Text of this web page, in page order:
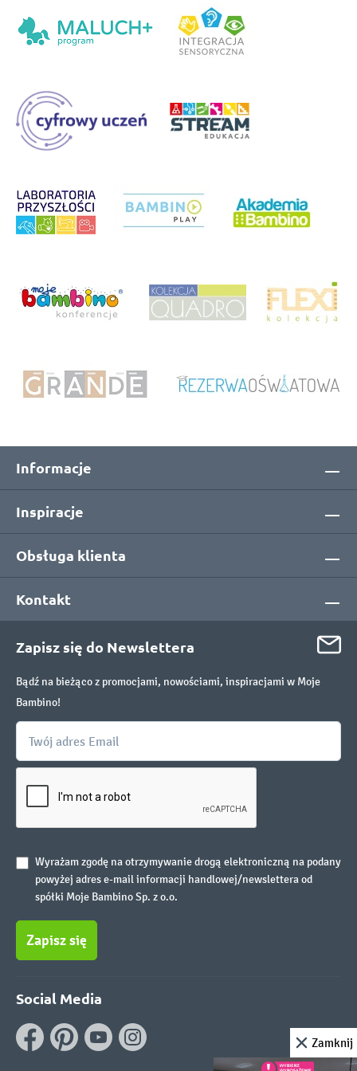
Informacje
Inspiracje
Obsługa klienta
Kontakt
Zapisz się do Newslettera
Bądź na bieżąco z promocjami, nowościami, inspiracjami w Moje
Bambino!
Wyrażam zgodę na otrzymywanie drogą elektroniczną na podany
powyżej adres e-mail informacji handlowej/newslettera od
spółki Moje Bambino Sp. z o.o.
Zapisz się
Social Media
Zamknij